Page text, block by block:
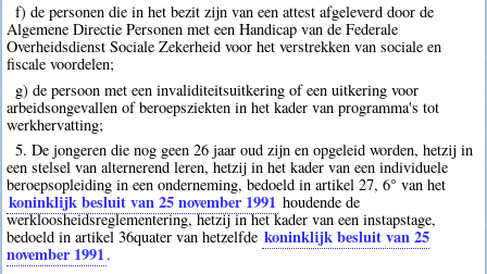
f) de personen die in het bezit zijn van een attest afgeleverd door de
Algemene Directie Personen met een Handicap van de Federale
Overheidsdienst Sociale Zekerheid voor het verstrekken van sociale en
fiscale voordelen;
g) de persoon met een invaliditeitsuitkering of een uitkering voor
arbeidsongevallen of beroepsziekten in het kader van programma's tot
werkhervatting;
5. De jongeren die nog geen 26 jaar oud zijn en opgeleid worden, hetzij in
een stelsel van alternerend leren, hetzij in het kader van een individuele
beroepsopleiding in een onderneming, bedoeld in artikel 27, 6° van het
koninklijk besluit van 25 november 1991 houdende de
werkloosheidsreglementering, hetzij in het kader van een instapstage,
bedoeld in artikel 36quater van hetzelfde koninklijk besluit van 25
november 1991.